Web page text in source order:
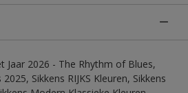
Jaar 2026 - The Rhythm of Blues,
Sikkens RIJKS Kleuren, Sikkens